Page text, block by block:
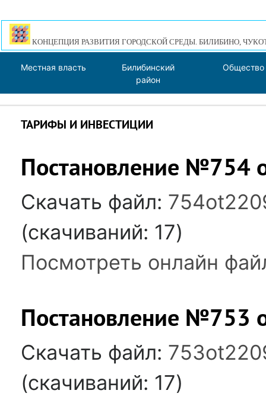
КОНЦЕПЦИЯ РАЗВИТИЯ ГОРОДСКОЙ СРЕДЫ. БИЛИБИНО,
Местная власть
Билибинский
район
Общество
ТАРИФЫ И ИНВЕСТИЦИИ
Постановление №754
Скачать файл:
(cкачиваний: 17)
Посмотреть онлайн
Постановление №753
Скачать файл:
(cкачиваний: 17)